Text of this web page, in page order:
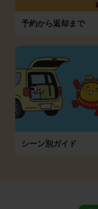
予約から返却まで
シーン別ガイド